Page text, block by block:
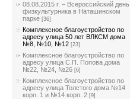
08.08.2015 г. – Всероссийский день
физкультурника в Наташинском
парке [36]
Комплексное благоустройство по
адресу улица 50 лет ВЛКСМ дома
№8, №10, №12 [23]
Комплексное благоустройство по
адресу улица С.П. Попова дома
№22, №24, №26 [6]
Комплексное благоустройство по
адресу улица Толстого дома №14
корп. 1 и №14 корп. 2 [9]